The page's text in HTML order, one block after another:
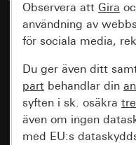
Observera att Gira
användning av
för sociala media,
Du ger även ditt
part behandlar din
syften i sk. osäkra
även om ingen
med EU:s